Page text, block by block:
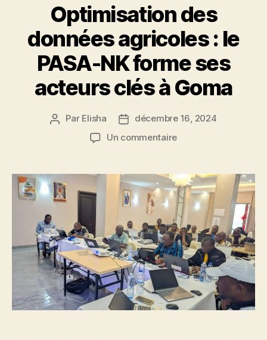
Optimisation des
données agricoles : le
PASA-NK forme ses
acteurs clés à Goma
Par Elisha
décembre 16, 2024
Un commentaire